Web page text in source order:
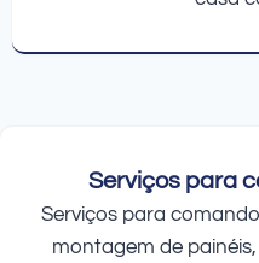
Serviços para
Serviços para
montagem de